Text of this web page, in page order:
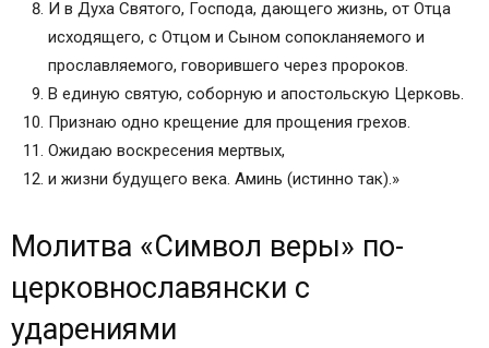
Православная молитва – сила веры для
крестного отца и крестной матери
Текст христианской молитвы Сила Веры
Сила веры и молитвы за других — чему учит
история расслабленного?
Исцеление расслабленного
Бог терпелив. до последнего праведника
Молитва «Символ веры»
Толкование молитвы Символ веры
Утренняя молитва Символ веры
И в Духа Святого, Господа, дающего жизнь, от Отца
исходящего, с Отцом и Сыном сопокланяемого и
прославляемого, говорившего через пророков.
В единую святую, соборную и апостольскую Церковь.
Признаю одно крещение для прощения грехов.
Ожидаю воскресения мертвых,
и жизни будущего века. Аминь (истинно так).»
Молитва «Символ веры» по-
церковнославянски с
ударениями